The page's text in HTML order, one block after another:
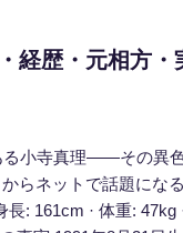
歴・元相方・
小寺真理——その異
らネットで話題にな
: 161cm · 体重: 47kg